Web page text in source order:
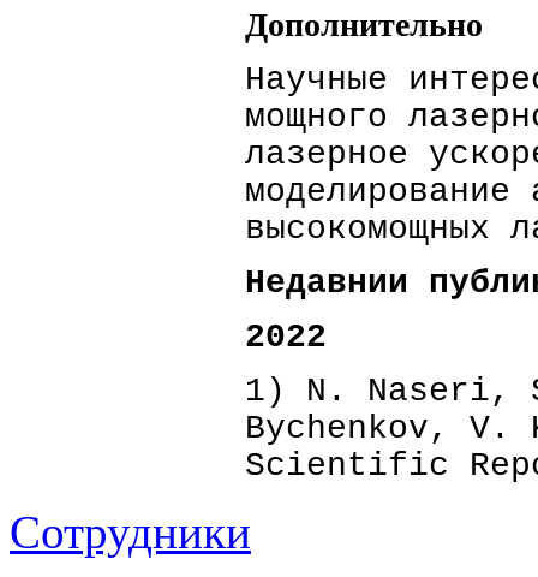
Дополнительно
Научные
мощного
лазерное
моделирование
высокомощных
Недавнии
2022
1) N. Naseri,
Bychenkov, V.
Scientific
Сотрудники